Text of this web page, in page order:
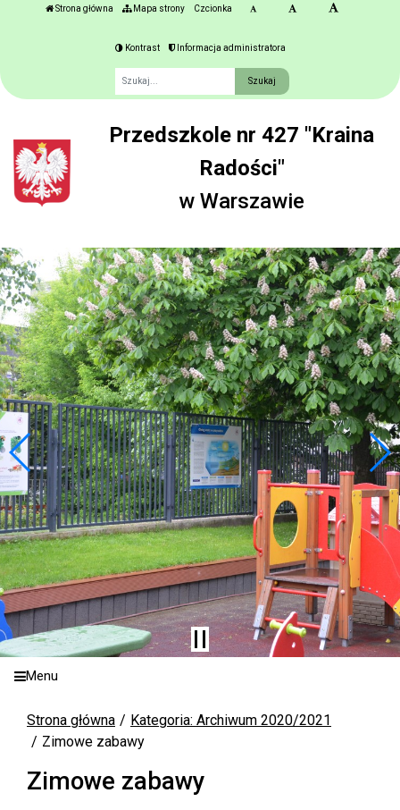
Strona główna Mapa strony Czcionka
Kontrast Informacja administratora
Przedszkole nr 427 "Kraina
Radości"
w Warszawie
Menu
Strona główna
Kategoria: Archiwum 2020/2021
Zimowe zabawy
Zimowe zabawy